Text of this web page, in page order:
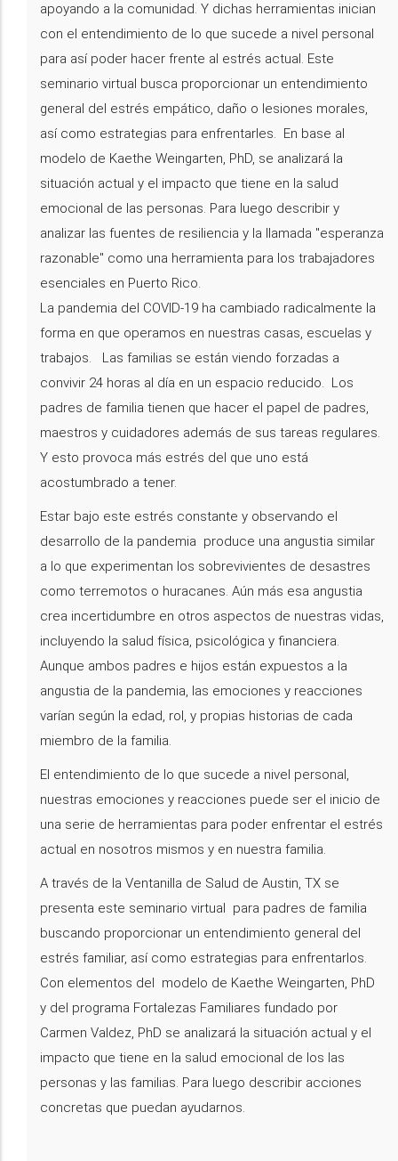
apoyando a la comunidad. Y dichas herramientas inician
con el entendimiento de lo que sucede a nivel personal
para así poder hacer frente al estrés actual. Este
seminario virtual busca proporcionar un entendimiento
general del estrés empático, daño o lesiones morales,
así como estrategias para enfrentarles. En base al
modelo de Kaethe Weingarten, PhD, se analizará la
situación actual y el impacto que tiene en la salud
emocional de las personas. Para luego describir y
analizar las fuentes de resiliencia y la llamada "esperanza
razonable" como una herramienta para los trabajadores
esenciales en Puerto Rico.
La pandemia del COVID-19 ha cambiado radicalmente la
forma en que operamos en nuestras casas, escuelas y
trabajos. Las familias se están viendo forzadas a
convivir 24 horas al día en un espacio reducido. Los
padres de familia tienen que hacer el papel de padres,
maestros y cuidadores además de sus tareas regulares.
Y esto provoca más estrés del que uno está
acostumbrado a tener.
Estar bajo este estrés constante y observando el
desarrollo de la pandemia produce una angustia similar
a lo que experimentan los sobrevivientes de desastres
como terremotos o huracanes. Aún más esa angustia
crea incertidumbre en otros aspectos de nuestras vidas,
incluyendo la salud física, psicológica y financiera.
Aunque ambos padres e hijos están expuestos a la
angustia de la pandemia, las emociones y reacciones
varían según la edad, rol, y propias historias de cada
miembro de la familia.
El entendimiento de lo que sucede a nivel personal,
nuestras emociones y reacciones puede ser el inicio de
una serie de herramientas para poder enfrentar el estrés
actual en nosotros mismos y en nuestra familia.
A través de la Ventanilla de Salud de Austin, TX se
presenta este seminario virtual para padres de familia
buscando proporcionar un entendimiento general del
estrés familiar, así como estrategias para enfrentarlos.
Con elementos del modelo de Kaethe Weingarten, PhD
y del programa Fortalezas Familiares fundado por
Carmen Valdez, PhD se analizará la situación actual y el
impacto que tiene en la salud emocional de los las
personas y las familias. Para luego describir acciones
concretas que puedan ayudarnos.